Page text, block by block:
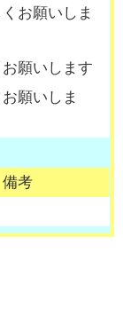
お願いしま
願いします
願いしま
備考